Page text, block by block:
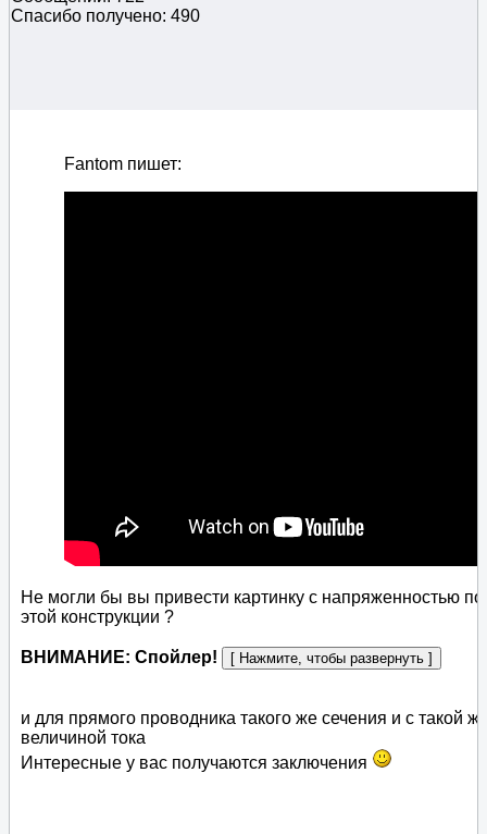
Спасибо получено: 490
Fantom пишет:
Не могли бы вы привести картинку с напряженностью
этой конструкции ?
ВНИМАНИЕ: Спойлер!
и для прямого проводника такого же сечения и с такой
величиной тока
Интересные у вас получаются заключения